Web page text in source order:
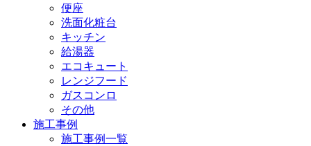
便座
洗面化粧台
キッチン
給湯器
エコキュート
レンジフード
ガスコンロ
その他
施工事例
施工事例一覧